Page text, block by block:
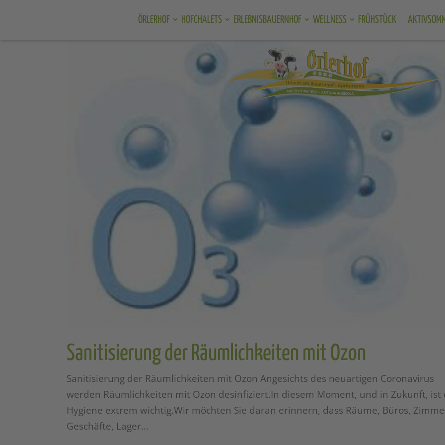
ÖRLERHOF HOFCHALETS ERLEBNISBAUERNHOF WELLNESS FRÜHSTÜCK
Sanitisierung der Räumlichkeiten mit Ozon
Sanitisierung der Räumlichkeiten mit Ozon Angesichts des neuartigen Coronavirus
werden Räumlichkeiten mit Ozon desinfiziert.In diesem Moment, und in Zukunft, ist
Hygiene extrem wichtig.Wir möchten Sie daran erinnern, dass Räume, Büros,
Geschäfte, Lager...